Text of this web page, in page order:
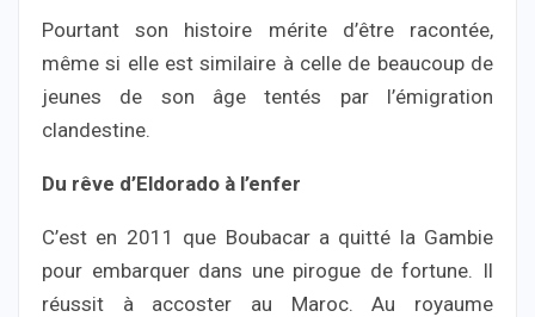
Pourtant son histoire mérite d’être racontée,
même si elle est similaire à celle de beaucoup de
jeunes de son âge tentés par l’émigration
clandestine.
Du rêve d’Eldorado à l’enfer
C’est en 2011 que Boubacar a quitté la Gambie
pour embarquer dans une pirogue de fortune. Il
réussit à accoster au Maroc. Au royaume